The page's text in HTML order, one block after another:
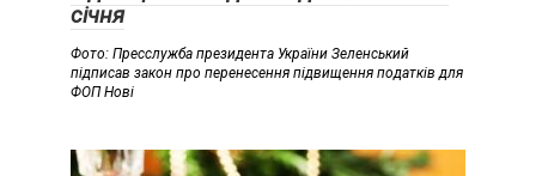
січня
Фото: Пресслужба президента України Зеленський
підписав закон про перенесення підвищення податків для
ФОП Нові